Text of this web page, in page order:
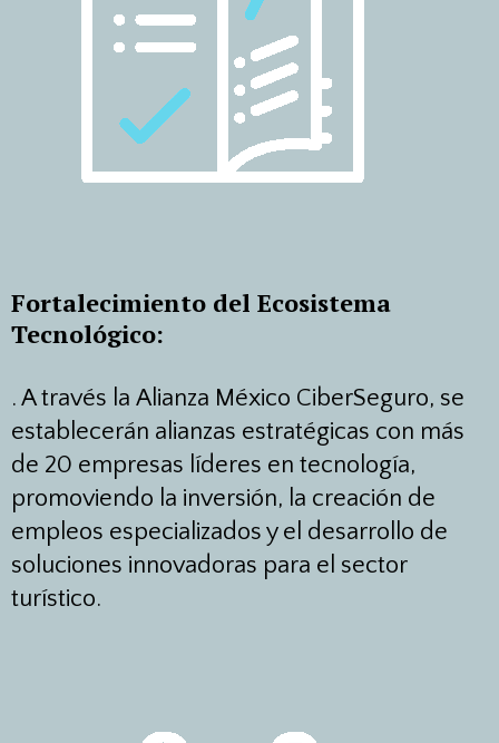
Fortalecimiento del Ecosistema
Tecnológico:
. A través la Alianza México CiberSeguro, se
establecerán alianzas estratégicas con más
de 20 empresas líderes en tecnología,
promoviendo la inversión, la creación de
empleos especializados y el desarrollo de
soluciones innovadoras para el sector
turístico.